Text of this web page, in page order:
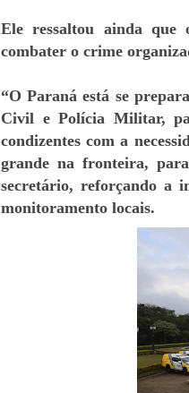
Ele ressaltou ainda que
combater o crime
“O Paraná está se
Civil e Polícia Militar,
condizentes com a
grande na fronteira,
secretário, reforçando a
monitoramento locais.